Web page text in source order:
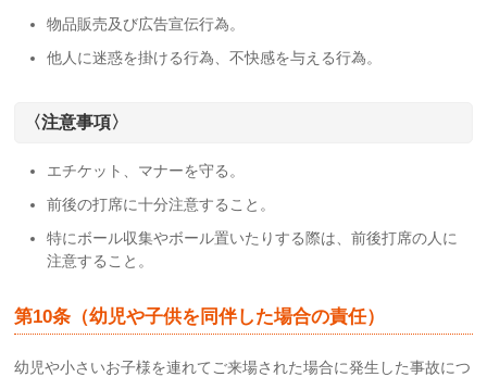
物品販売及び広告宣伝行為。
他人に迷惑を掛ける行為、不快感を与える行為。
〈注意事項〉
エチケット、マナーを守る。
前後の打席に十分注意すること。
特にボール収集やボール置いたりする際は、前後打席の人に
注意すること。
第10条（幼児や子供を同伴した場合の責任）
幼児や小さいお子様を連れてご来場された場合に発生した事故につ